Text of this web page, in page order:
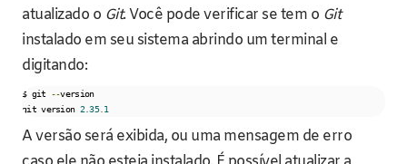
atualizado o Git. Você pode verificar se tem o Git
instalado em seu sistema abrindo um terminal e
digitando:
$ git --version
git version 2.35. 1
A versão será exibida, ou uma mensagem de erro